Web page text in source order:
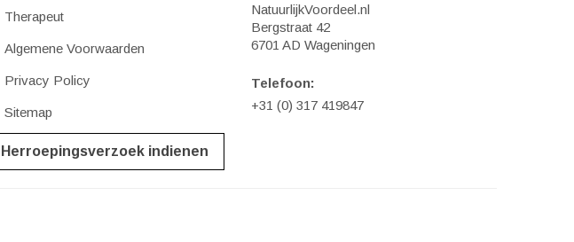
Therapeut
Algemene Voorwaarden
Privacy Policy
Sitemap
Herroepingsverzoek indienen
NatuurlijkVoordeel.nl
Bergstraat 42
6701 AD Wageningen
Telefoon:
+31 (0) 317 419847